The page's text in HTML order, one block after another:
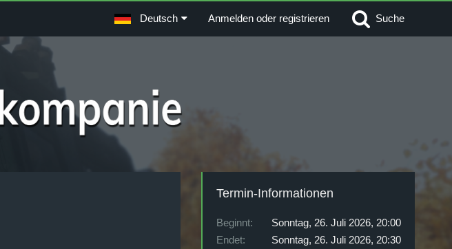
Deutsch Anmelden oder registrieren Suche
Termin-Informationen
Beginnt
Sonntag, 26. Juli 2026, 20:00
Endet
Sonntag, 26. Juli 2026, 20:30